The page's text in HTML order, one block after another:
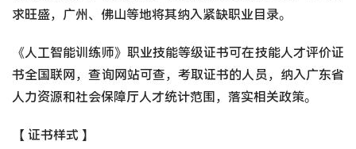
求旺盛，广州、佛山等地将其纳入紧缺职业目录。
《人工智能训练师》职业技能等级证书可在技能人才评价证
书全国联网，查询网站可查，考取证书的人员，纳入广东省
人力资源和社会保障厅人才统计范围，落实相关政策。
【 证书样式 】